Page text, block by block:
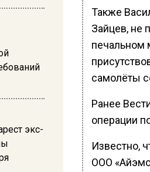
экс-
Также
Зайцев, не
печальном
самолёты
Ранее
операции
Известно,
ООО